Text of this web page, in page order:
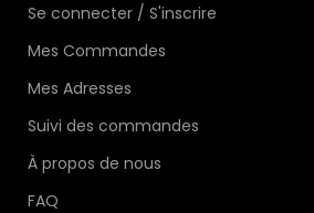
Se connecter / S'inscrire
Mes Commandes
Mes Adresses
Suivi des commandes
À propos de nous
FAQ